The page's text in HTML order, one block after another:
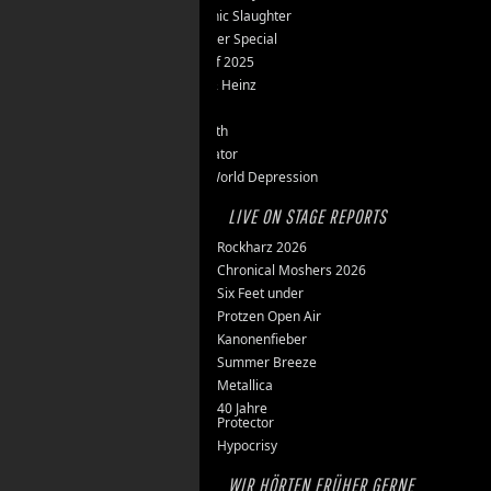
Teutonic Slaughter
Silvester Special
Best of 2025
Inge & Heinz
Stillbirth
Knorkator
New World Depression
LIVE ON STAGE REPORTS
Rockharz 2026
Chronical Moshers 2026
Six Feet under
Protzen Open Air
Kanonenfieber
Summer Breeze
Metallica
40 Jahre
Protector
Hypocrisy
WIR HÖRTEN FRÜHER GERNE